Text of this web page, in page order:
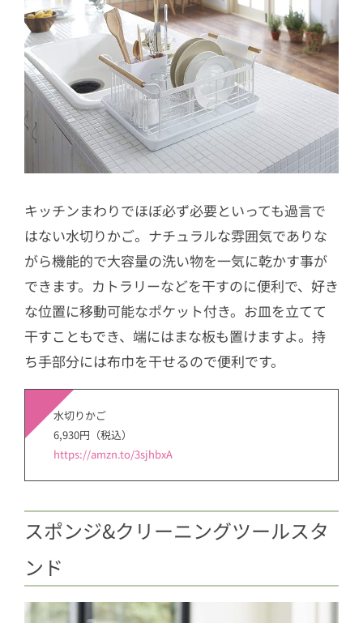
まな板&包丁スタンド
3.3
ブレッドケース
3.4塩 コショウ 調味料入れ スパイスラ
ックボトル&ラック 4個セット ディ
ズニー
3.5レンジフード調味料ラック 3段
13cm ハンドル付き スリムワゴン
4 他にもキッチンをサポートしてくれる
アイテムが充実
4.1 排気口カバー
4.2 コンロ横ラック キッチン 自立式メ
ッシュパネル
キッチンまわりでほぼ必ず必要といっても過言で
はない水切りかご。ナチュラルな雰囲気でありな
がら機能的で大容量の洗い物を一気に乾かす事が
できます。カトラリーなどを干すのに便利で、好き
な位置に移動可能なポケット付き。お皿を立てて
干すこともでき、端にはまな板も置けますよ。持
ち手部分には布巾を干せるので便利です。
水切りかご
6,930円（税込）
https://amzn.to/3sjhbxA
スポンジ&クリーニングツールスタ
ンド